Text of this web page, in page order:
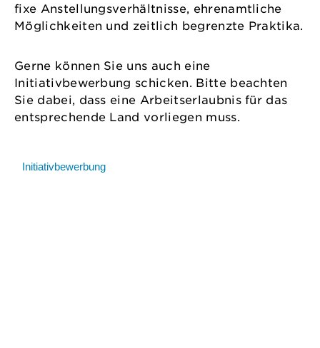
fixe Anstellungsverhältnisse, ehrenamtliche
Möglichkeiten und zeitlich begrenzte Praktika.
Gerne können Sie uns auch eine
Initiativbewerbung schicken. Bitte beachten
Sie dabei, dass eine Arbeitserlaubnis für das
entsprechende Land vorliegen muss.